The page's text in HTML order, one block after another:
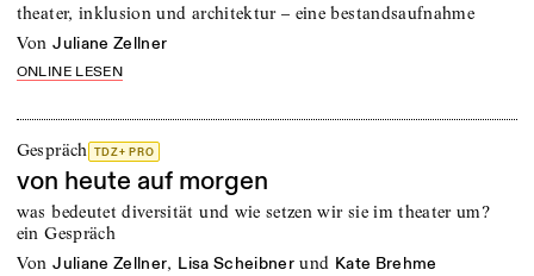
theater, inklusion und architektur – eine bestandsaufnahme
von Juliane Zellner
ONLINE LESEN
Gespräch TDZ+ PRO
von heute auf morgen
was bedeutet diversität und wie setzen wir sie im theater um?
ein Gespräch
von Juliane Zellner, Lisa Scheibner und Kate Brehme